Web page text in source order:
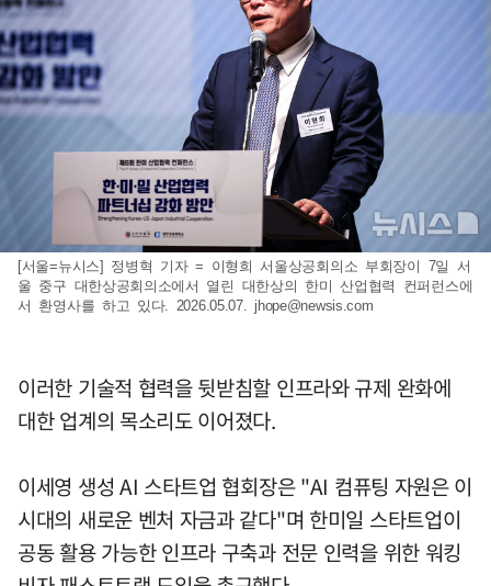
[서울=뉴시스] 정병혁 기자 = 이형희 서울상공회의소 부회장이 7일 서
울 중구 대한상공회의소에서 열린 대한상의 한미 산업협력 컨퍼런스에
서 환영사를 하고 있다. 2026.05.07. jhope@newsis.com
이러한 기술적 협력을 뒷받침할 인프라와 규제 완화에
대한 업계의 목소리도 이어졌다.
이세영 생성 AI 스타트업 협회장은 "AI 컴퓨팅 자원은 이
시대의 새로운 벤처 자금과 같다"며 한미일 스타트업이
공동 활용 가능한 인프라 구축과 전문 인력을 위한 워킹